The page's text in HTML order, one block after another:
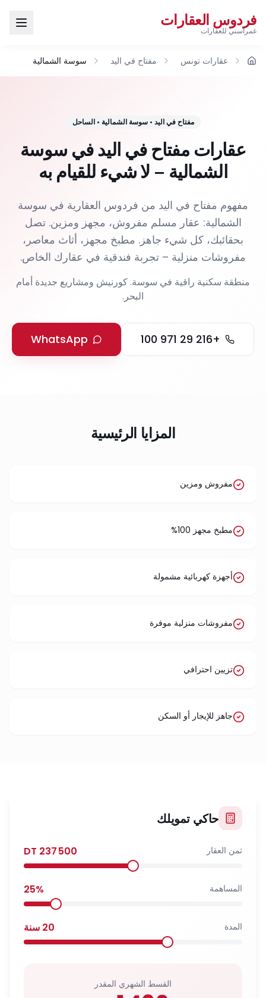
فردوس العقارات
غمراسني للعقارات
الرئيسية عقارات تونس مفتاح في اليد سوسة الشمالية
مفتاح في اليد •سوسة الشمالية •الساحل
عقارات مفتاح في اليد في سوسة
الشمالية – لا شيء للقيام به
مفهوم مفتاح في اليد من فردوس العقارية في سوسة
الشمالية: عقار مسلم مفروش، مجهز ومزين. تصل
بحقائبك، كل شيء جاهز. مطبخ مجهز، أثاث معاصر،
مفروشات منزلية – تجربة فندقية في عقارك الخاص.
منطقة سكنية راقية في سوسة. كورنيش ومشاريع جديدة أمام
البحر.
WhatsApp +216 29 971 100
المزايا الرئيسية
مفروش ومزين
مطبخ مجهز 100%
أجهزة كهربائية مشمولة
مفروشات منزلية موفرة
تزيين احترافي
جاهز للإيجار أو السكن
حاكي تمويلك
ثمن العقار 237 500
المساهمة 25%
المدة 20 سنة
القسط الشهري المقدر